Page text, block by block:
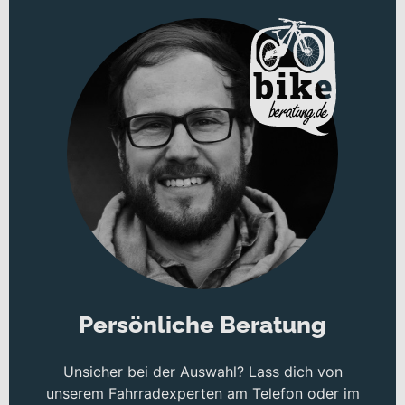
Touren und anspruchsvolle Offroad-Abschnitte planen. Ob
ausgedehnte Wochenend-Runde mit viel Schotteranteil oder
schnelle Trainingsrunde auf wechselndem Terrain: Mit Laufrädern
in 28 Zoll bist du effizient und laufruhig unterwegs. Erhältlich ist
das Bike in „low key green“ und „gun metal grey“, sodass es auch
optisch deinen Anspruch an sportliche Zurückhaltung
Technisches Konzept und Systemintegration
Herzstück ist der Carbonrahmen, der auf ein ausgewogenes
Verhältnis aus Steifigkeit und Komfort ausgelegt ist. Ergänzt wird er
durch die MERIDA SILEX II CF2 Tapered Gabel aus Carbon mit
einer maximalen Laufradgröße von 700x47C – eine Kombination,
die präzises Lenkverhalten und Kontrolle auf losem Untergrund
Für verlässliche Verzögerung sorgen hydraulische
und hinten. Sie bieten dir eine gleichmäßige und gut dosierbare
Bremsleistung – ein klarer Vorteil auf langen Abfahrten und bei
Persönliche Beratung
Unsicher bei der Auswahl? Lass dich von
unserem Fahrradexperten am Telefon oder im